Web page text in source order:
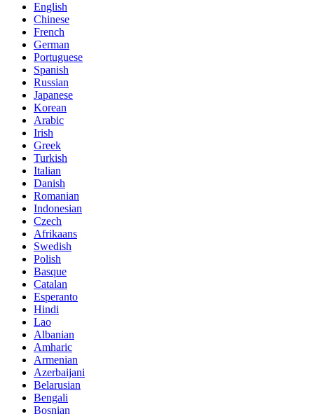
English
Chinese
French
German
Portuguese
Spanish
Russian
Japanese
Korean
Arabic
Irish
Greek
Turkish
Italian
Danish
Romanian
Indonesian
Czech
Afrikaans
Swedish
Polish
Basque
Catalan
Esperanto
Hindi
Lao
Albanian
Amharic
Armenian
Azerbaijani
Belarusian
Bengali
Bosnian